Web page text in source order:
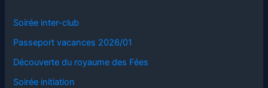
Soirée inter-club
Passeport vacances 2026/01
Découverte du royaume des Fées
Soirée initiation